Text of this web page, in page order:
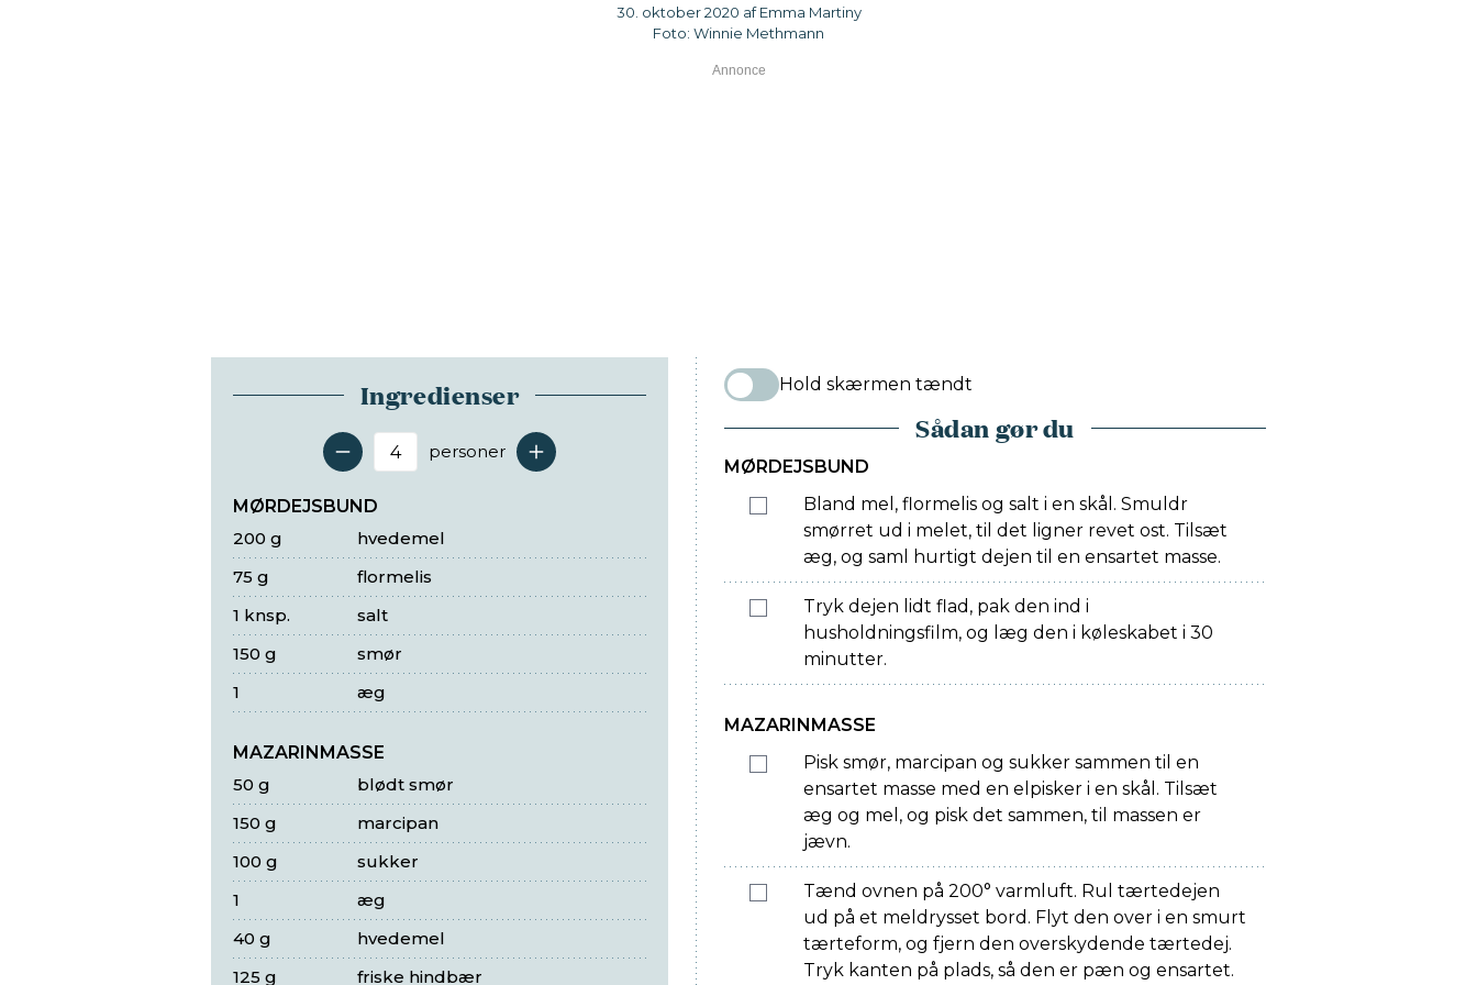
30. oktober 2020 af Emma Martiny
Foto: Winnie Methmann
Ingredienser
Antal serveringer
personer
MØRDEJSBUND
hvedemel
200 g
flormelis
75 g
salt
1 knsp.
smør
150 g
æg
1
MAZARINMASSE
blødt smør
50 g
marcipan
150 g
sukker
100 g
æg
1
hvedemel
40 g
friske hindbær
125 g
Hold skærmen tændt
Sådan gør du
MØRDEJSBUND
Bland mel, flormelis og salt i en skål. Smuldr
smørret ud i melet, til det ligner revet ost. Tilsæt
æg, og saml hurtigt dejen til en ensartet masse.
Tryk dejen lidt flad, pak den ind i
husholdningsfilm, og læg den i køleskabet i 30
minutter.
MAZARINMASSE
Pisk smør, marcipan og sukker sammen til en
ensartet masse med en elpisker i en skål. Tilsæt
æg og mel, og pisk det sammen, til massen er
jævn.
Tænd ovnen på 200° varmluft. Rul tærtedejen
ud på et meldrysset bord. Flyt den over i en smurt
tærteform, og fjern den overskydende tærtedej.
Tryk kanten på plads, så den er pæn og ensartet.